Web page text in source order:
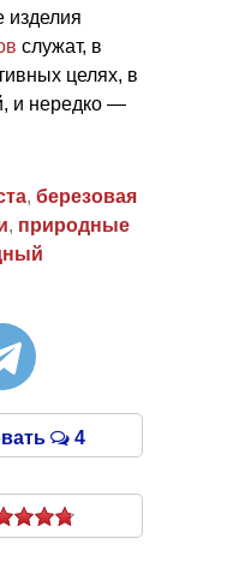
изделия
служат, в
целях, в
и нередко —
, березовая
, природные
4